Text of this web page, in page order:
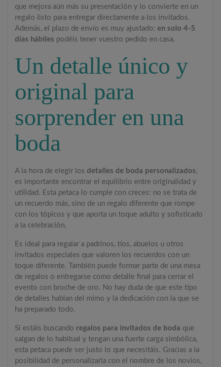
que mejora aún más su presentación y lo convierte en un
regalo listo para entregar directamente a los invitados.
Además, el plazo de envío es muy ajustado:en solo 4-5
días hábiles podéis tener vuestro pedido en casa.
Un detalle único y
original para
sorprender en una
boda
A la hora de elegir losdetalles de boda personalizados,
es importante encontrar el equilibrio entre originalidad y
utilidad. Esta petaca lo cumple con creces: no se trata de
un recuerdo más, sino de un regalo diferente que rompe
con los tópicos y que aporta un toque adulto y sofisticado
a la celebración.
Es ideal para regalar a padrinos, tíos, abuelos u otros
invitados especiales que valoren los recuerdos con un
toque diferente. También puede formar parte de una mesa
de regalos o entregarse como detalle final para cerrar el
evento con broche de oro. No hay duda de que este tipo
de detalles hablan del mimo y la dedicación con la que se
ha preparado todo.
Si estáis buscando regalos para invitados de boda que
salgan de lo habitual y tengan una fuerte carga simbólica,
esta petaca puede ser justo lo que necesitáis. Gracias a la
posibilidad de personalizarla con el nombre de los novios,